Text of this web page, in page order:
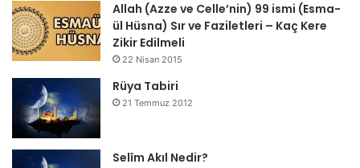
Allah (Azze ve Celle’nin) 99 ismi (Esma-
ül Hüsna) Sır ve Faziletleri – Kaç Kere
Zikir Edilmeli
22 Nisan 2015
Rüya Tabiri
21 Temmuz 2012
Selîm Akıl Nedir?